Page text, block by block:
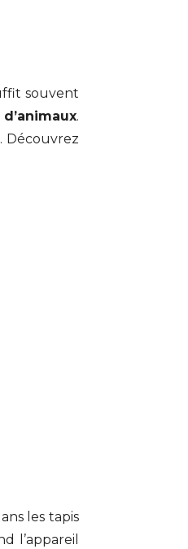
souvent
.
Découvrez
les tapis
l’appareil